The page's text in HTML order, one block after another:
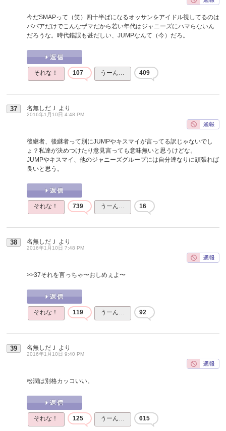
今だSMAPって（笑）四十半ばになるオッサンをアイドル視してるのは
ババアだけでこんなザマだから若い年代はジャニーズにハマらないん
だろうな。時代錯誤も甚だしい、JUMPなんて（今）だろ。
それな！ 107 うーん… 409
37 名無しだＪ より
2016年1月10日 4:48 PM
後継者、後継者って別にJUMPやキスマイが言ってる訳じゃないでし
ょ？私達が決めつけたり意見言っても意味無いと思うけどな。
JUMPやキスマイ、他のジャニーズグループには自分達なりに頑張れば
良いと思う。
それな！ 739 うーん… 16
38 名無しだＪ より
2016年1月10日 7:48 PM
>>37それを言っちゃ〜おしめぇよ〜
それな！ 119 うーん… 92
39 名無しだＪ より
2016年1月10日 9:40 PM
松潤は別格カッコいい。
それな！ 125 うーん… 615